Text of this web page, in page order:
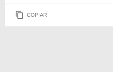
COPIAR